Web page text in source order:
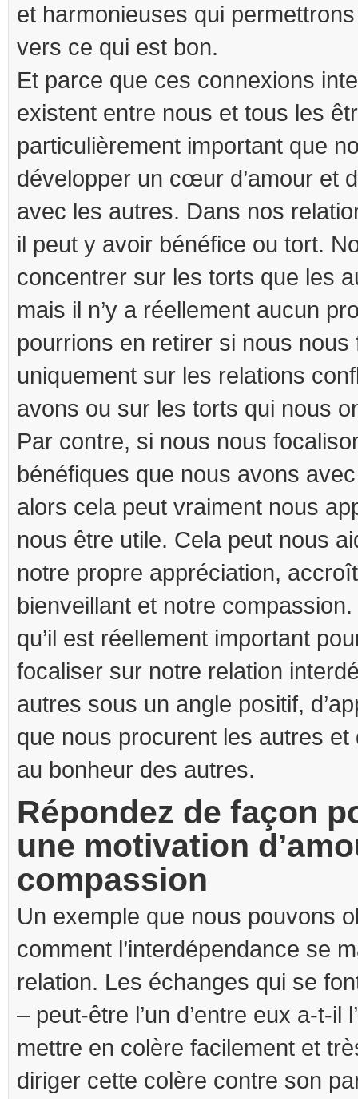
et harmonieuses qui
vers ce qui est bon.
Et parce que ces connexions
existent entre nous et tous les
particulièrement important que
développer un cœur d’amour et
avec les autres. Dans nos
il peut y avoir bénéfice ou tort.
concentrer sur les torts que les
mais il n’y a réellement aucun
pourrions en retirer si nous nous
uniquement sur les relations
avons ou sur les torts qui nous
Par contre, si nous nous
bénéfiques que nous avons
alors cela peut vraiment nous
nous être utile. Cela peut nous
notre propre appréciation,
bienveillant et notre
qu’il est réellement important
focaliser sur notre relation
autres sous un angle positif,
que nous procurent les autres et
au bonheur des autres.
Répondez de façon
une motivation
compassion
Un exemple que nous pouvons
comment l’interdépendance se
relation. Les échanges qui se
– peut-être l’un d’entre eux a-t-il
mettre en colère facilement et
diriger cette colère contre son